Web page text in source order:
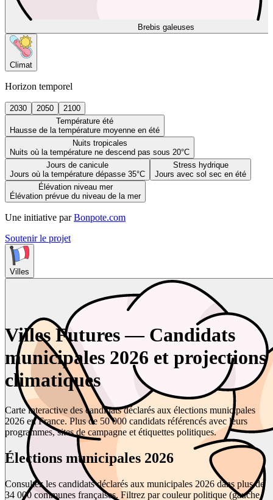
Brebis galeuses
Climat
Horizon temporel
2030 2050
2100
Température été
Hausse de la température moyenne en été
Nuits tropicales
Nuits où la température ne descend pas sous 20°C
Jours de canicule
Jours où la température dépasse 35°C
Stress hydrique
Jours avec sol sec en été
Élévation niveau mer
Élévation prévue du niveau de la mer
Une initiative par Bonpote.com
Soutenir le projet
Villes
Villes Futures — Candidats
municipales 2026 et projections
climatiques
Carte interactive des candidats déclarés aux élections municipales
2026 en France. Plus de 50 000 candidats référencés avec leurs
programmes, sites de campagne et étiquettes politiques.
Élections municipales 2026
Consultez les candidats déclarés aux municipales 2026 dans plus de
34 000 communes françaises. Filtrez par couleur politique (gauche,